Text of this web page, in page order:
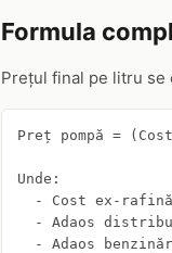
Formula
Prețul final pe litru se
Preț pompă =
Unde:
- Cost ex-
- Adaos
- Adaos